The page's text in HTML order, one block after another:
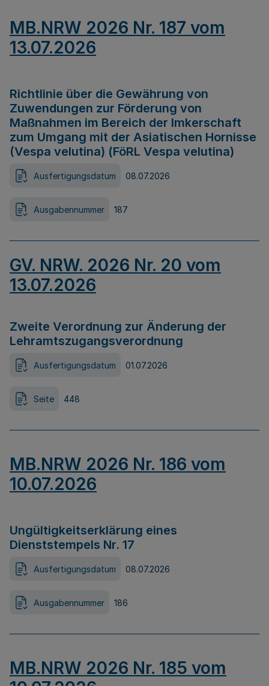
MB.NRW 2026 Nr. 187 vom
13.07.2026
Richtlinie über die Gewährung von
Zuwendungen zur Förderung von
Maßnahmen im Bereich der Imkerschaft
zum Umgang mit der Asiatischen Hornisse
(Vespa velutina) (FöRL Vespa velutina)
Ausfertigungsdatum 08.07.2026
Ausgabennummer 187
GV. NRW. 2026 Nr. 20 vom
13.07.2026
Zweite Verordnung zur Änderung der
Lehramtszugangsverordnung
Ausfertigungsdatum 01.07.2026
Seite 448
MB.NRW 2026 Nr. 186 vom
10.07.2026
Ungültigkeitserklärung eines
Dienststempels Nr. 17
Ausfertigungsdatum 08.07.2026
Ausgabennummer 186
MB.NRW 2026 Nr. 185 vom